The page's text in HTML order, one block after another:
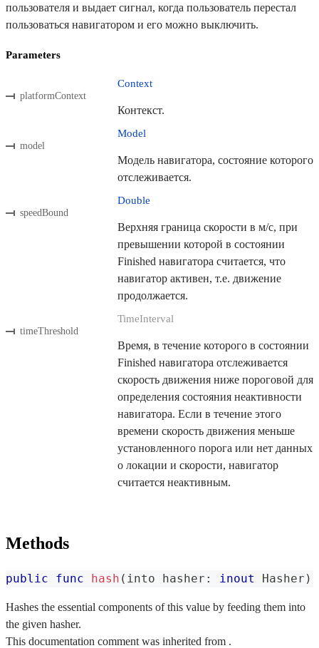
пользователя и выдает сигнал, когда пользователь перестал
пользоваться навигатором и его можно выключить.
Parameters
platformContext
Context
Контекст.
model
Model
Модель навигатора, состояние которого
отслеживается.
speedBound
Double
Верхняя граница скорости в м/с, при
превышении которой в состоянии
Finished навигатора считается, что
навигатор активен, т.е. движение
продолжается.
timeThreshold
TimeInterval
Время, в течение которого в состоянии
Finished навигатора отслеживается
скорость движения ниже пороговой для
определения состояния неактивности
навигатора. Если в течение этого
времени скорость движения меньше
установленного порога или нет данных
о локации и скорости, навигатор
считается неактивным.
Methods
public func hash ( into hasher : inout Hasher )
Hashes the essential components of this value by feeding them into
the given hasher.
This documentation comment was inherited from .